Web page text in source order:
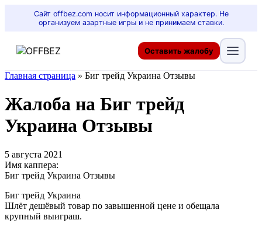
Сайт offbez.com носит информационный характер. Не
организуем азартные игры и не принимаем ставки.
Оставить жалобу
Главная страница » Биг трейд Украина Отзывы
Жалоба на Биг трейд
Украина Отзывы
5 августа 2021
Имя каппера:
Биг трейд Украина Отзывы
Биг трейд Украина
Шлёт дешёвый товар по завышенной цене и обещала
крупный выиграш.